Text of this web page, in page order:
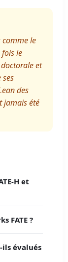
comme le
le
et
des
jamais été
H et
FATE ?
ils évalués